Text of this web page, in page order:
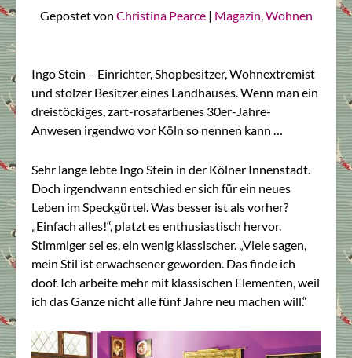
Gepostet von Christina Pearce| Magazin,Wohnen
Ingo Stein – Einrichter, Shopbesitzer, Wohnextremist
und stolzer Besitzer eines Landhauses. Wenn man ein
dreistöckiges, zart-rosafarbenes 30er-Jahre-
Anwesen irgendwo vor Köln so nennen kann …
Sehr lange lebte Ingo Stein in der Kölner Innenstadt.
Doch irgendwann entschied er sich für ein neues
Leben im Speckgürtel. Was besser ist als vorher?
„Einfach alles!“, platzt es enthusiastisch hervor.
Stimmiger sei es, ein wenig klassischer. „Viele sagen,
mein Stil ist erwachsener geworden. Das finde ich
doof. Ich arbeite mehr mit klassischen Elementen, weil
ich das Ganze nicht alle fünf Jahre neu machen will.“